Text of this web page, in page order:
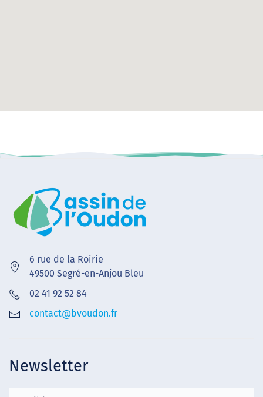
6 rue de la Roirie
49500 Segré-en-Anjou Bleu
02 41 92 52 84
contact@bvoudon.fr
Newsletter